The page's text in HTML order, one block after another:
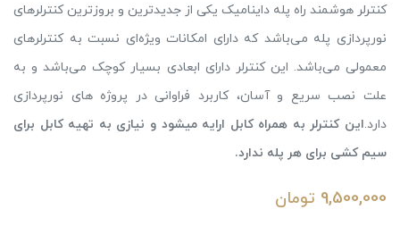
کنترلر هوشمند راه پله داینامیک یکی از جدیدترین و بروزترین کنترلرهای
نورپردازی پله می‌باشد که دارای امکانات ویژه‌ای نسبت به کنترلرهای
معمولی می‌باشد. این کنترلر دارای ابعادی بسیار کوچک می‌باشد و به
علت نصب سریع و آسان، کاربرد فراوانی در پروژه های نورپردازی
دارد.این کنترلر به همراه کابل ارایه میشود و نیازی به تهیه کابل برای
سیم کشی برای هر پله ندارد.
9,500,000 تومان